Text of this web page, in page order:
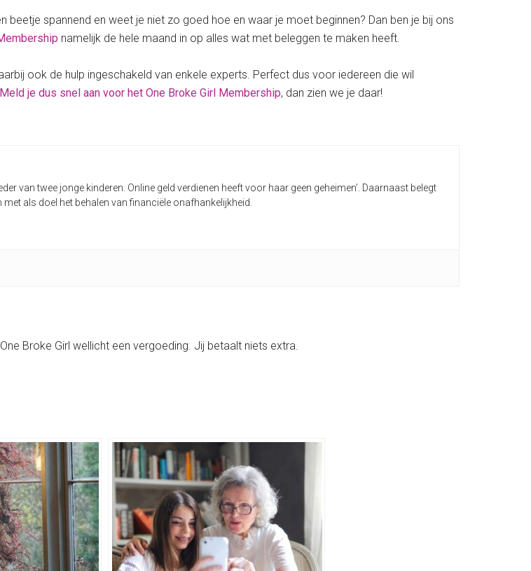
beetje spannend en weet je niet zo goed hoe en waar je moet beginnen? Dan ben je bij ons
namelijk de hele maand in op alles wat met beleggen te maken heeft.
ook de hulp ingeschakeld van enkele experts. Perfect dus voor iedereen die wil
Meld je dus snel aan voor het One Broke Girl Membership, dan zien we je daar!
van twee jonge kinderen. Online geld verdienen heeft voor haar geen geheimen’. Daarnaast belegt
als doel het behalen van financiële onafhankelijkheid.
Broke Girl wellicht een vergoeding. Jij betaalt niets extra.